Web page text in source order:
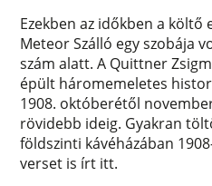
Ezekben az időkben a költő
Meteor Szálló egy szobája
szám alatt. A Quittner
épült háromemeletes
1908. októberétől
rövidebb ideig. Gyakran
földszinti kávéházában
verset is írt itt.